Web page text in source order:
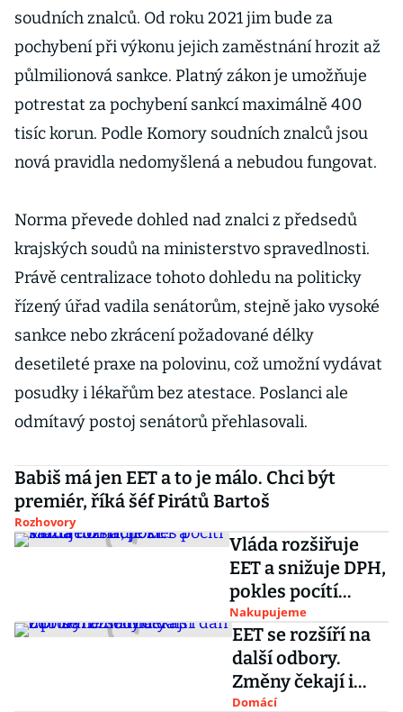
soudních znalců. Od roku 2021 jim bude za
pochybení při výkonu jejich zaměstnání hrozit až
půlmilionová sankce. Platný zákon je umožňuje
potrestat za pochybení sankcí maximálně 400
tisíc korun. Podle Komory soudních znalců jsou
nová pravidla nedomyšlená a nebudou fungovat.
Norma převede dohled nad znalci z předsedů
krajských soudů na ministerstvo spravedlnosti.
Právě centralizace tohoto dohledu na politicky
řízený úřad vadila senátorům, stejně jako vysoké
sankce nebo zkrácení požadované délky
desetileté praxe na polovinu, což umožní vydávat
posudky i lékařům bez atestace. Poslanci ale
odmítavý postoj senátorů přehlasovali.
Babiš má jen EET a to je málo. Chci být
premiér, říká šéf Pirátů Bartoš
Rozhovory
Vláda rozšiřuje
EET a snižuje DPH,
pokles pocítí
každá domácnost
Nakupujeme
EET se rozšíří na
další odbory.
Změny čekají i
daň z přidané
Domácí